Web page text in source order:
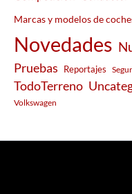
Marcas y modelos de
Novedades
Pruebas Reportajes
TodoTerreno
Volkswagen